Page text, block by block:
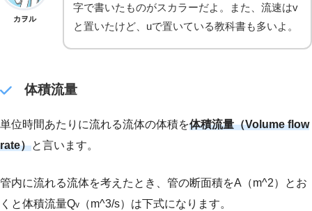
カヲル
字で書いたものがスカラーだよ。また、流速はv
と置いたけど、uで置いている教科書も多いよ。
体積流量
単位時間あたりに流れる流体の体積を体積流量（Volume flow
rate）と言います。
管内に流れる流体を考えたとき、管の断面積をA（m^2）とお
くと体積流量Qv （m^3/s）は下式になります。